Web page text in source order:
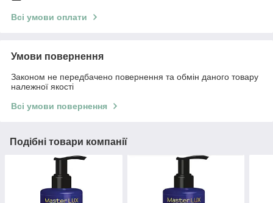
Всі умови оплати
Умови повернення
Законом не передбачено повернення та обмін даного товару
належної якості
Всі умови повернення
Подібні товари компанії